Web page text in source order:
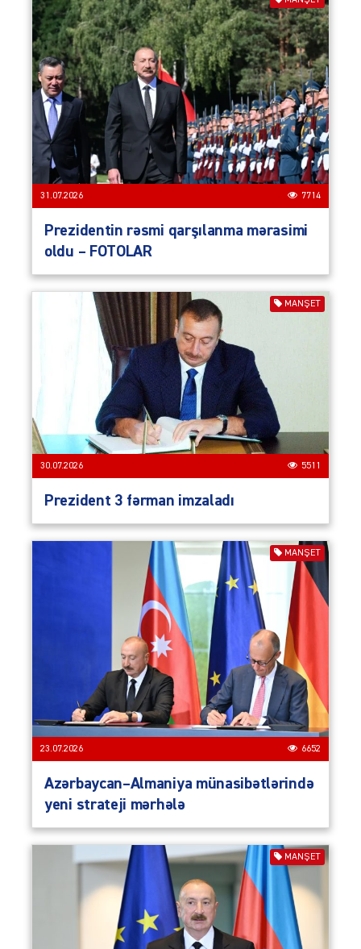
31.07.2026 7714
Prezidentin rəsmi qarşılanma mərasimi
oldu – FOTOLAR
MANŞET
30.07.2026 5511
Prezident 3 fərman imzaladı
MANŞET
23.07.2026 6652
Azərbaycan–Almaniya münasibətlərində
yeni strateji mərhələ
MANŞET